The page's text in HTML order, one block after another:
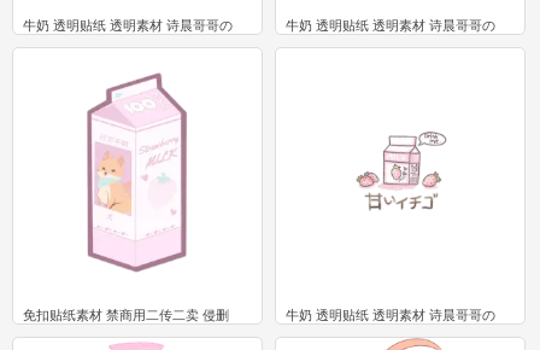
牛奶 透明贴纸 透明素材 诗晨哥哥の
5
牛奶 透明贴纸 透明素材 诗晨哥哥の
4
牛奶 透明贴纸 透明素材 诗晨哥哥の
1
免扣贴纸素材 禁商用二传二卖 侵删
2